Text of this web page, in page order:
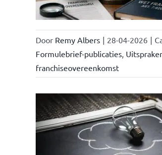
Door Remy Albers | 28-04-2026 |
Formulebrief-publicaties,
franchiseovereenkomst